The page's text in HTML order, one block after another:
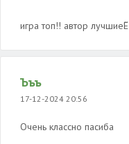
игра топ!! автор лучшиеЁ
Ъъъ
17-12-2024 20:56
Очень классно пасиба